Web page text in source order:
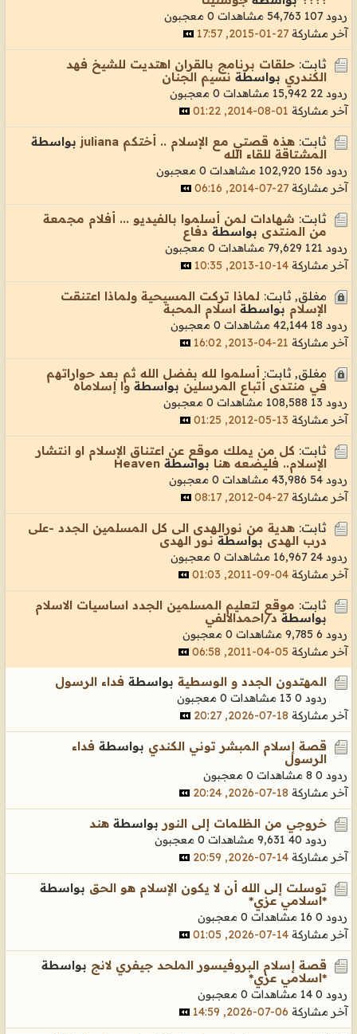
ردود 107 54,763 مشاهدات
0 معجبون
آخر مشاركة 27-01-2015, 17:57
ثابت: حلقات برنامج بالقران اهتديت للشيخ فهد
الكندري بواسطة نسيم الجنان
ردود 22 15,942 مشاهدات
0 معجبون
آخر مشاركة 01-08-2014, 01:22
ثابت: هذه قصتي مع الإسلام .. أختكم juliana
بواسطة
المشتاقة للقاء الله
ردود 156 102,920 مشاهدات
0 معجبون
آخر مشاركة 27-07-2014, 06:16
ثابت: شهادات لمن أسلموا بالفيديو ... أفلام مجمعة
من المنتدى بواسطة دفاع
ردود 121 79,629 مشاهدات
0 معجبون
آخر مشاركة 14-10-2013, 10:35
مغلق, ثابت: لماذا تركت المسيحية ولماذا اعتنقت
الإسلام بواسطة اسلام المحبة
ردود 18 42,144 مشاهدات
0 معجبون
آخر مشاركة 21-04-2013, 16:02
مغلق, ثابت: أسلموا لله بفضل الله ثم بعد حواراتهم
في منتدى أتباع المرسلين بواسطة وا إسلاماه
ردود 13 108,588 مشاهدات
0 معجبون
آخر مشاركة 13-05-2012, 01:25
ثابت: كل من يملك موقع عن اعتناق الإسلام او انتشار
الإسلام.. فليضعه هنا بواسطة Heaven
ردود 54 43,986 مشاهدات
0 معجبون
آخر مشاركة 27-04-2012, 08:17
ثابت: هدية من نورالهدى الى كل المسلمين الجدد -على
درب الهدى بواسطة نـور الهدى
ردود 24 16,967 مشاهدات
0 معجبون
آخر مشاركة 04-09-2011, 01:03
ثابت: موقع لتعليم المسلمين الجدد اساسيات الاسلام
بواسطة د/احمدالالفي
ردود 6 9,785 مشاهدات
0 معجبون
آخر مشاركة 05-04-2011, 06:58
المهتدون الجدد و الوسطية بواسطة فداء الرسول
ردود 0 13 مشاهدات
0 معجبون
آخر مشاركة 18-07-2026, 20:27
قصة إسلام المبشر توني الكندي بواسطة فداء
الرسول
ردود 0 8 مشاهدات
0 معجبون
آخر مشاركة 18-07-2026, 20:24
خروجي من الظلمات إلى النور بواسطة هند
ردود 40 9,631 مشاهدات
0 معجبون
آخر مشاركة 14-07-2026, 20:59
توسلت إلى الله أن لا يكون الإسلام هو الحق بواسطة
*اسلامي عزي*
ردود 0 16 مشاهدات
0 معجبون
آخر مشاركة 14-07-2026, 01:05
قصة إسلام البروفيسور الملحد جيفري لانج بواسطة
*اسلامي عزي*
ردود 0 14 مشاهدات
0 معجبون
آخر مشاركة 06-07-2026, 14:59